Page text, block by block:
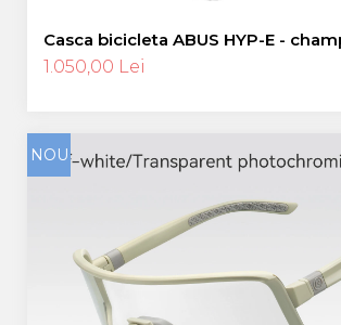
Casca bicicleta ABUS HYP-E -
- M (54-58 cm)
1.050,00 Lei
NOU